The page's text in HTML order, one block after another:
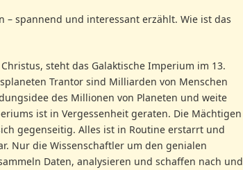
– spannend und interessant erzählt. Wie ist das
steht das Galaktische Imperium im 13.
Trantor sind Milliarden von Menschen
des Millionen von Planeten und weite
ist in Vergessenheit geraten. Die Mächtigen
gegenseitig. Alles ist in Routine erstarrt und
Nur die Wissenschaftler um den genialen
Daten, analysieren und schaffen nach und